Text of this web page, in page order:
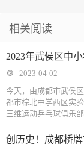
相关阅读
2023年武侯区中
2023-04-02
今天，由成都市武侯
都市棕北中学西区实
三维运动乒乓球俱乐
创历史！成都桥